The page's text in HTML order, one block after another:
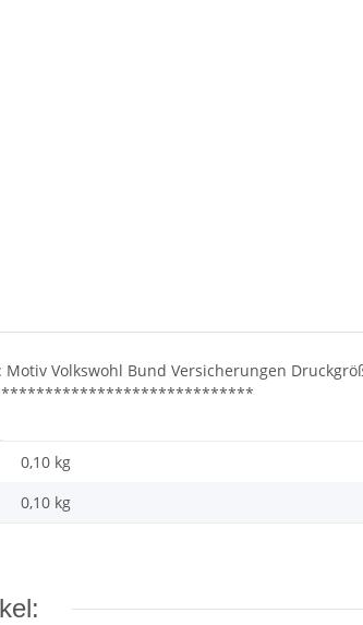
Bund Versicherungen
0,10 kg
0,10 kg